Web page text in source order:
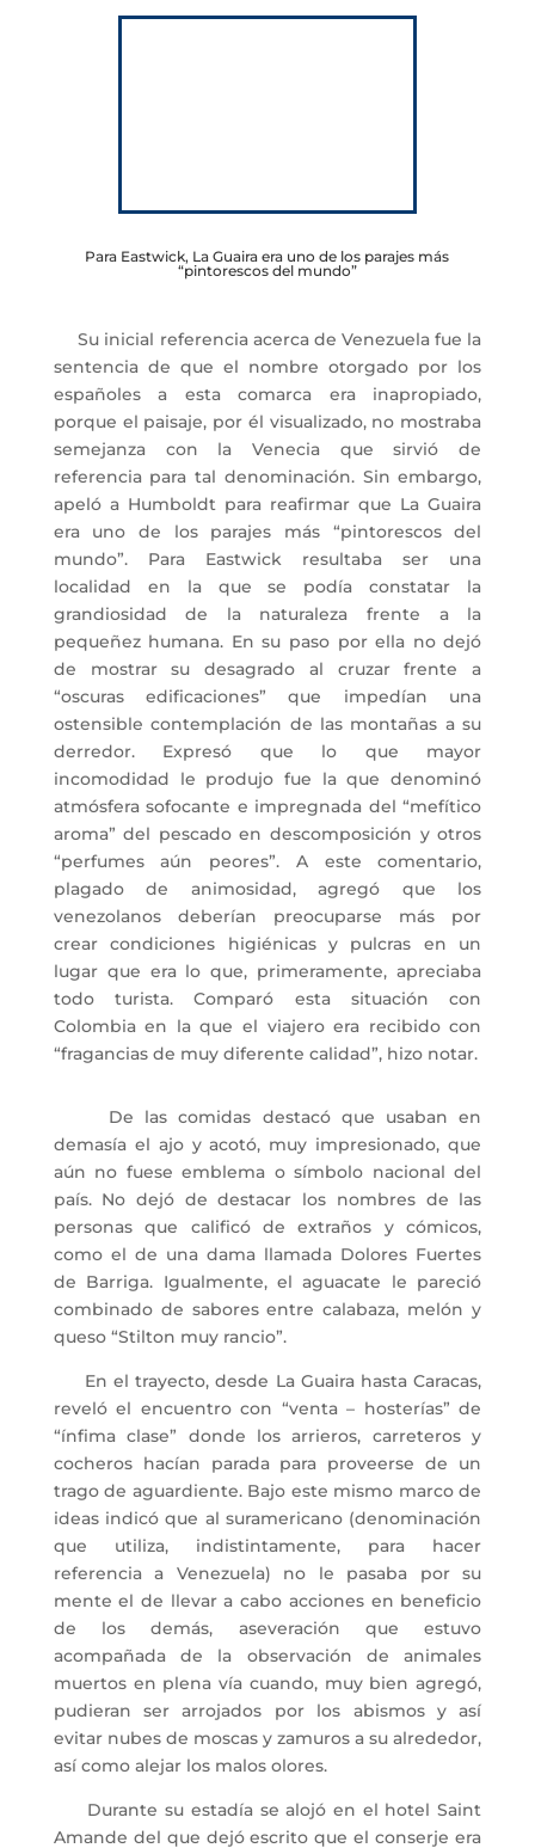
Para Eastwick, La Guaira era uno de los parajes más
“pintorescos del mundo”
Su inicial referencia acerca de Venezuela fue la
sentencia de que el nombre otorgado por los
españoles a esta comarca era inapropiado,
porque el paisaje, por él visualizado, no mostraba
semejanza con la Venecia que sirvió de
referencia para tal denominación. Sin embargo,
apeló a Humboldt para reafirmar que La Guaira
era uno de los parajes más “pintorescos del
mundo”. Para Eastwick resultaba ser una
localidad en la que se podía constatar la
grandiosidad de la naturaleza frente a la
pequeñez humana. En su paso por ella no dejó
de mostrar su desagrado al cruzar frente a
“oscuras edificaciones” que impedían una
ostensible contemplación de las montañas a su
derredor. Expresó que lo que mayor
incomodidad le produjo fue la que denominó
atmósfera sofocante e impregnada del “mefítico
aroma” del pescado en descomposición y otros
“perfumes aún peores”. A este comentario,
plagado de animosidad, agregó que los
venezolanos deberían preocuparse más por
crear condiciones higiénicas y pulcras en un
lugar que era lo que, primeramente, apreciaba
todo turista. Comparó esta situación con
Colombia en la que el viajero era recibido con
“fragancias de muy diferente calidad”, hizo notar.
De las comidas destacó que usaban en
demasía el ajo y acotó, muy impresionado, que
aún no fuese emblema o símbolo nacional del
país. No dejó de destacar los nombres de las
personas que calificó de extraños y cómicos,
como el de una dama llamada Dolores Fuertes
de Barriga. Igualmente, el aguacate le pareció
combinado de sabores entre calabaza, melón y
queso “Stilton muy rancio”.
En el trayecto, desde La Guaira hasta Caracas,
reveló el encuentro con “venta – hosterías” de
“ínfima clase” donde los arrieros, carreteros y
cocheros hacían parada para proveerse de un
trago de aguardiente. Bajo este mismo marco de
ideas indicó que al suramericano (denominación
que utiliza, indistintamente, para hacer
referencia a Venezuela) no le pasaba por su
mente el de llevar a cabo acciones en beneficio
de los demás, aseveración que estuvo
acompañada de la observación de animales
muertos en plena vía cuando, muy bien agregó,
pudieran ser arrojados por los abismos y así
evitar nubes de moscas y zamuros a su alrededor,
así como alejar los malos olores.
Durante su estadía se alojó en el hotel Saint
Amande del que dejó escrito que el conserje era